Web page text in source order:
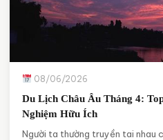
08/06/2026
Du Lịch Châu Âu Tháng 4:
Nghiệm Hữu Ích
Người ta thường truyền tai nhau